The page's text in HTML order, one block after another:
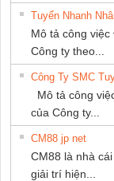
Tuyển Nhanh
Mô tả công
Công ty theo...
Công Ty SMC
Mô tả công
của Công ty...
CM88 jp net
CM88 là nhà
giải trí hiện...